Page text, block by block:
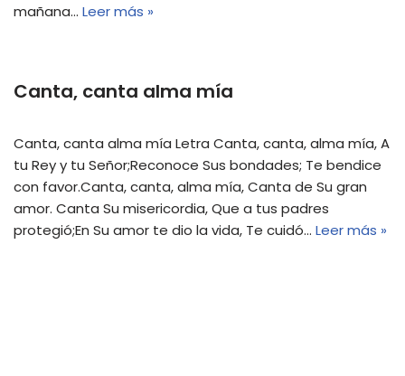
mañana… Leer más »
Canta, canta alma mía
Canta, canta alma mía Letra Canta, canta, alma mía, A
tu Rey y tu Señor;Reconoce Sus bondades; Te bendice
con favor.Canta, canta, alma mía, Canta de Su gran
amor. Canta Su misericordia, Que a tus padres
protegió;En Su amor te dio la vida, Te cuidó… Leer más »